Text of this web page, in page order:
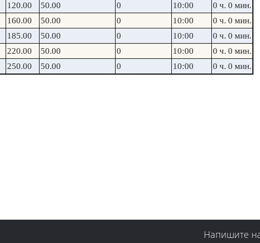
120.00 50.00 0 10:00
0 ч. 0 мин.
160.00 50.00 0 10:00
0 ч. 0 мин.
185.00 50.00 0 10:00
0 ч. 0 мин.
220.00 50.00 0 10:00
0 ч. 0 мин.
250.00 50.00 0 10:00 0 ч. 0 мин.
Напишите